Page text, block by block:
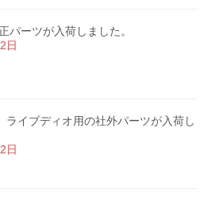
パーツが入荷しました。
日
ライブディオ用の社外パーツが入荷し
日